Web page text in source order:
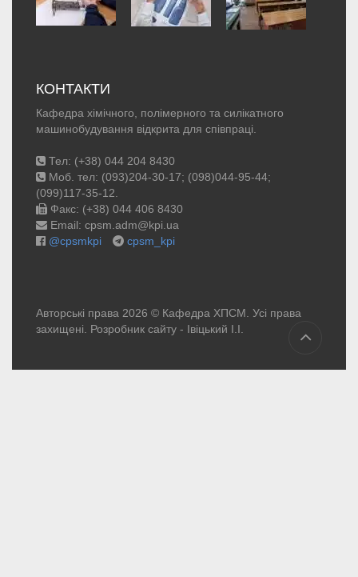
КОНТАКТИ
Кафедра хімічного, полімерного та силікатного
машинобудування відкрита для співпраці.
Тел: (+38) 044 204 8430
Моб. тел: (093)204-30-17; (098)044-95-44;
(099)117-35-12.
Факс: (+38) 044 406 8430
Email: cpsm.adm@kpi.ua
@cpsmkpi
cpsm_kpi
Авторські права 2026 © Кафедра ХПСМ. Усі права
захищені. Розробник сайту - Івіцький І.І.